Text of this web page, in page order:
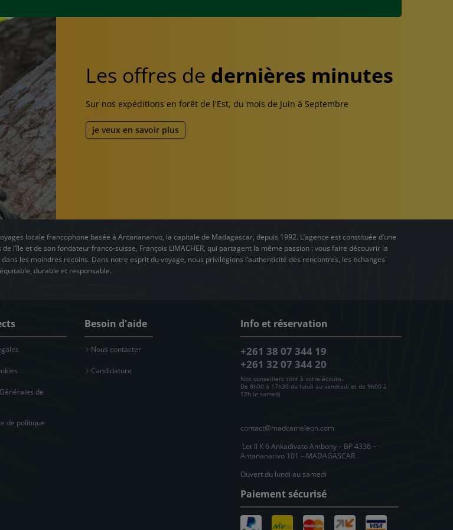
Les offres de dernières minutes
Sur nos expéditions en forêt de l'Est, du mois de Juin à Septembre
je veux en savoir plus
locale francophone basée à Antananarivo, la capitale de Madagascar, depuis 1992. L’agence est constituée d’une
l’île et de son fondateur franco-suisse, François LIMACHER, qui partagent la même passion : vous faire découvrir la
les moindres recoins. Dans notre esprit du voyage, nous privilégions l’authenticité des rencontres, les échanges
durable et responsable.
de
de politique
Besoin d'aide
Nous contacter
Candidature
Info et réservation
+261 38 07 344 19
+261 32 07 344 20
Nos conseillers sont à votre écoute.
De 8h00 à 17h30 du lundi au vendredi et de 9h00 à
12h le samedi
contact@madcameleon.com
Lot II K 6 Ankadivato Ambony – BP 4336 –
Antananarivo 101 – MADAGASCAR
Ouvert du lundi au samedi
Paiement sécurisé